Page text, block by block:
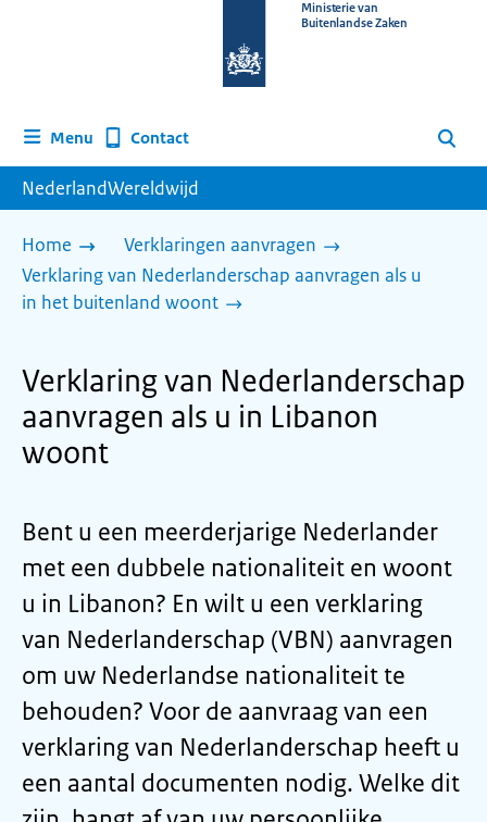
homepage
Ministerie van
Buitenlandse Zaken
Menu Contact Zoeken
NederlandWereldwijd
Home
Verklaringen aanvragen
Verklaring van Nederlanderschap aanvragen als u
in het buitenland woont
Verklaring van Nederlanderschap
aanvragen als u in Libanon
woont
Bent u een meerderjarige Nederlander
met een dubbele nationaliteit en woont
u in Libanon? En wilt u een verklaring
van Nederlanderschap (VBN) aanvragen
om uw Nederlandse nationaliteit te
behouden? Voor de aanvraag van een
verklaring van Nederlanderschap heeft u
een aantal documenten nodig. Welke dit